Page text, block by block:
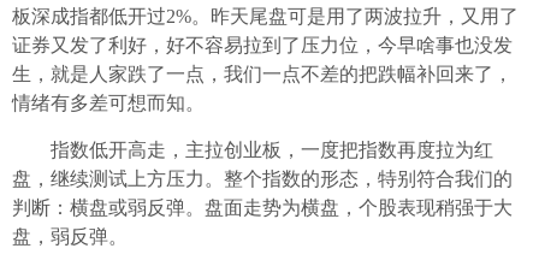
板深成指都低开过2%。昨天尾盘可是用了两波拉升，又用了
证券又发了利好，好不容易拉到了压力位，今早啥事也没发
生，就是人家跌了一点，我们一点不差的把跌幅补回来了，
情绪有多差可想而知。
指数低开高走，主拉创业板，一度把指数再度拉为红
盘，继续测试上方压力。整个指数的形态，特别符合我们的
判断：横盘或弱反弹。盘面走势为横盘，个股表现稍强于大
盘，弱反弹。